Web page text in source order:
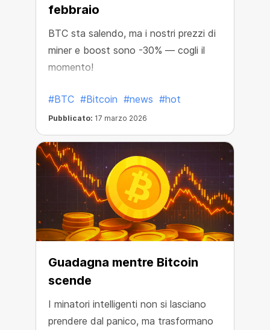
febbraio
BTC sta salendo, ma i nostri prezzi di
miner e boost sono -30% — cogli il
momento!
#BTC #Bitcoin #news #hot
Pubblicato: 17 marzo 2026
Guadagna mentre Bitcoin
scende
I minatori intelligenti non si lasciano
prendere dal panico, ma trasformano